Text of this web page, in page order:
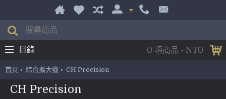
0 項商品 - NT0
目錄
首頁 綜合擴大機 CH Precision
CH Precision